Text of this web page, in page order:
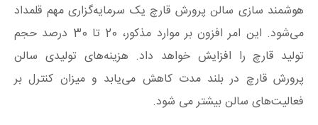
هوشمند سازی سالن پرورش قارچ یک سرمایه‌گزاری مهم قلمداد
می‌شود. این امر افزون بر موارد مذکور، 20 تا 30 درصد حجم
تولید قارچ را افزایش خواهد داد. هزینه‌های تولیدی سالن
پرورش قارچ در بلند مدت کاهش می‌یابد و میزان کنترل بر
فعالیت‌های سالن بیشتر می شود.